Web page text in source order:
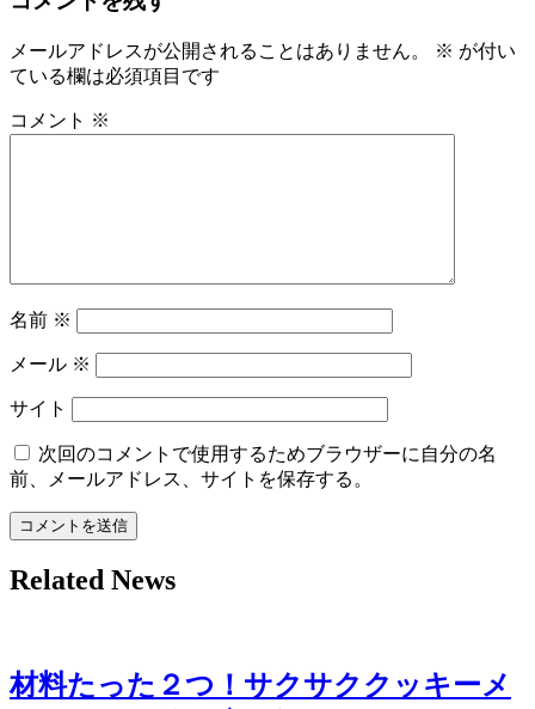
ゲ
ー
シ
ョ
メールアドレスが公開されることはありません。 ※ が付い
ている欄は必須項目です
コメント ※
名前 ※
メール ※
サイト
次回のコメントで使用するためブラウザーに自分の名
前、メールアドレス、サイトを保存する。
Related News
材料たった２つ！サクサククッキーメ